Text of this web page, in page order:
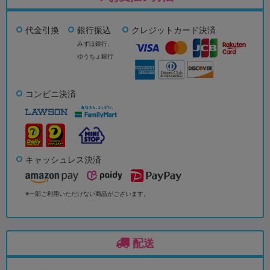
代金引換 銀行振込
みずほ銀行、
ゆうちょ銀行
クレジットカード決済
コンビニ決済
キャッシュレス決済
※一部ご利用いただけない商品がございます。
配送